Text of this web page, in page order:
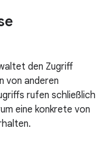
den Zugriff
von anderen
rufen schließlich
eine konkrete von